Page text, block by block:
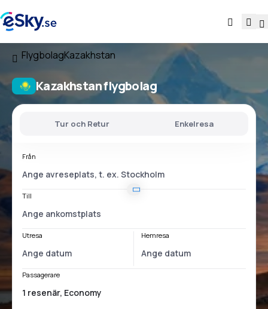
FlygbolagKazakhstan
Kazakhstan flygbolag
Tur och Retur Enkelresa
Från
Till
Utresa Hemresa
Passagerare